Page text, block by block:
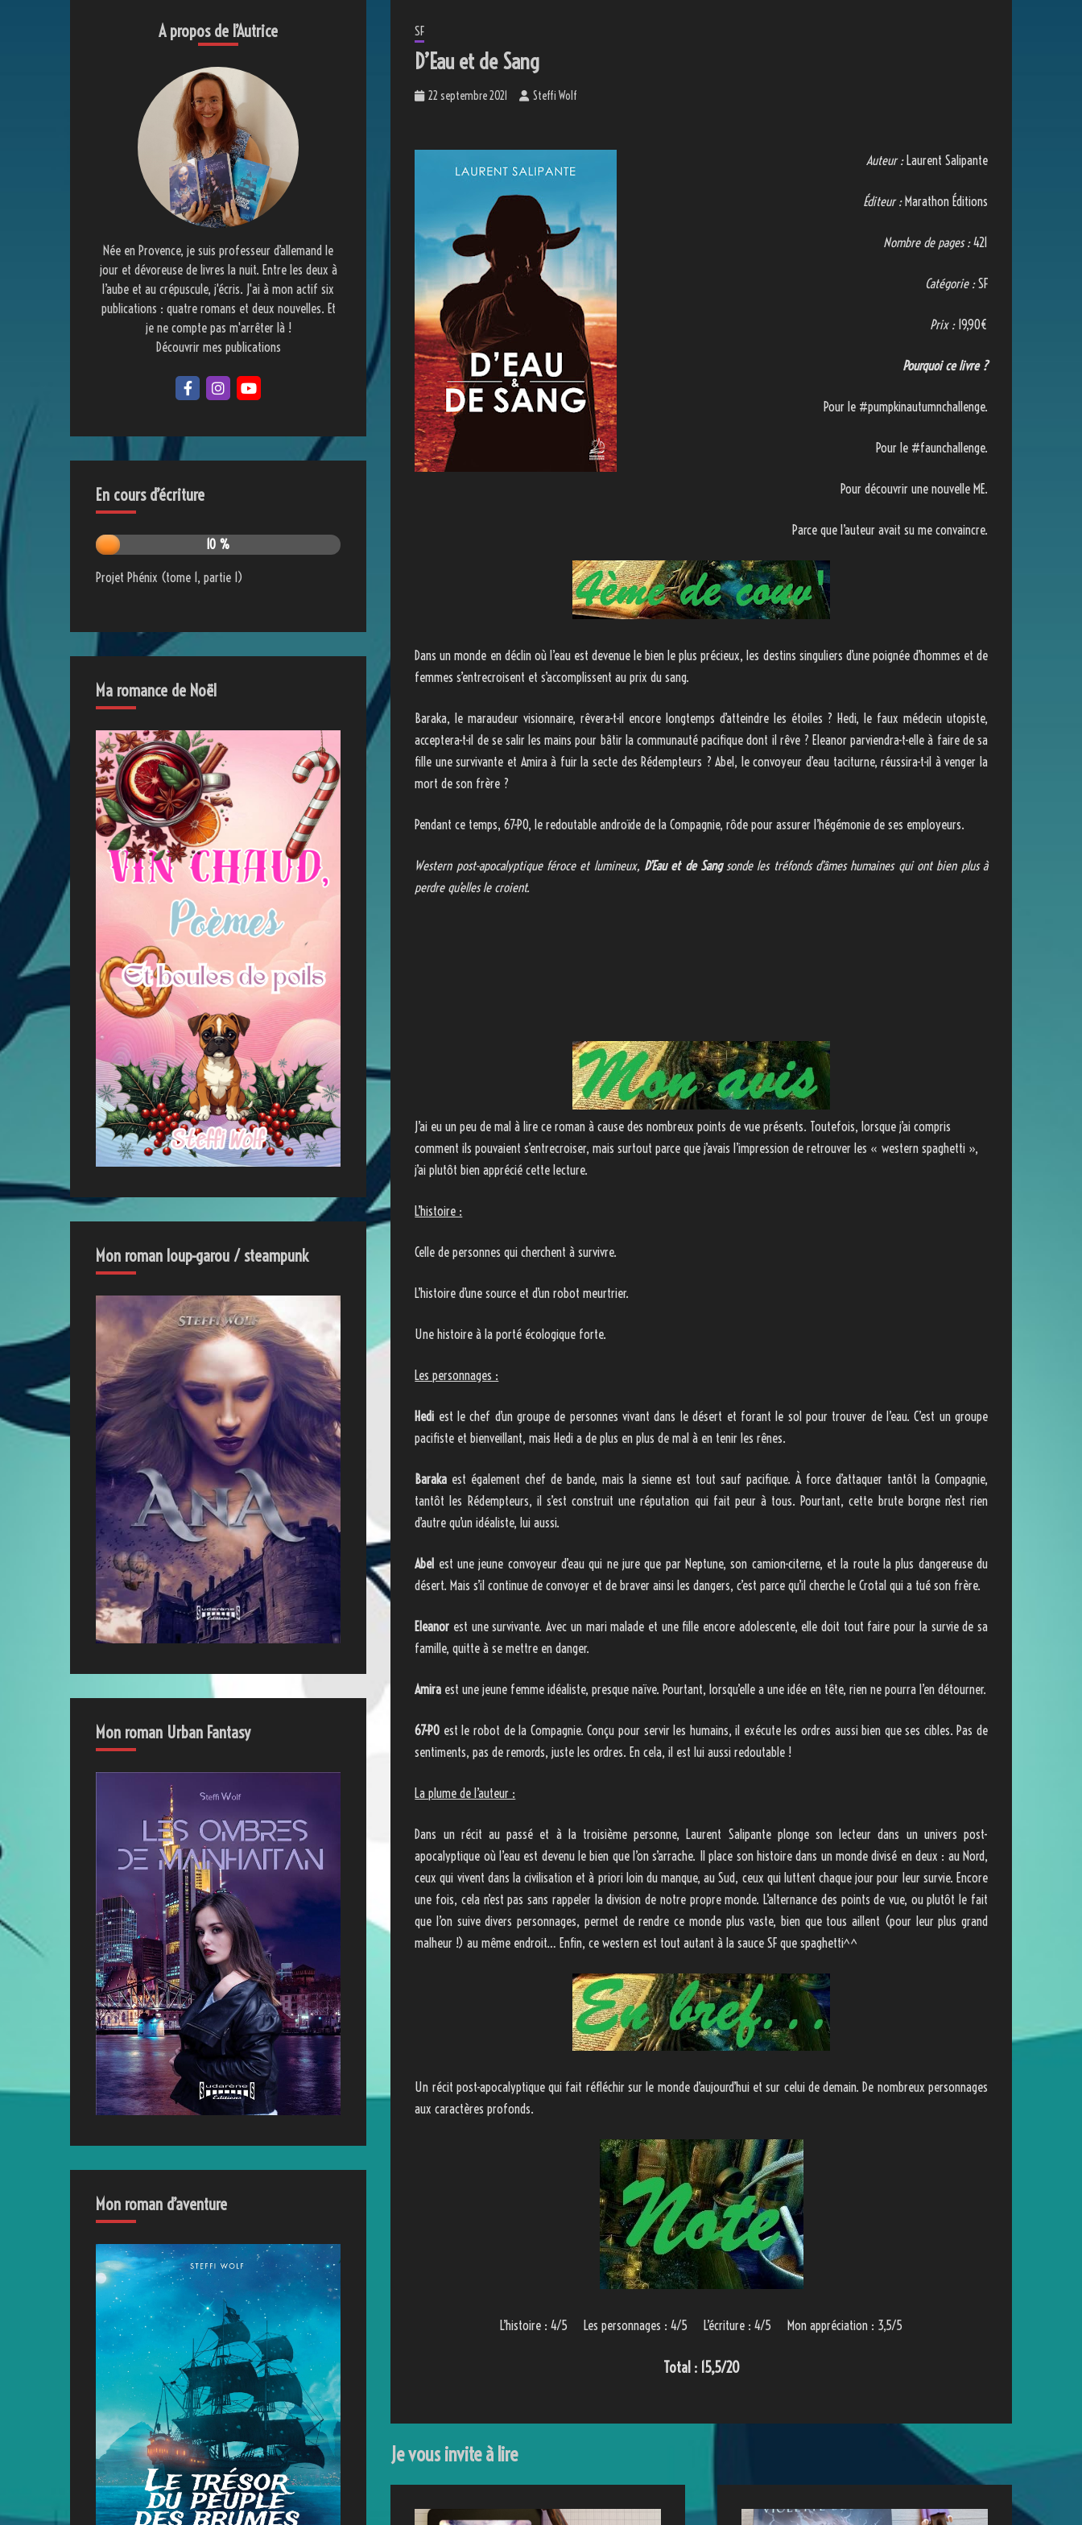
SF
D’Eau et de Sang
22 septembre 2021 Steffi Wolf
Auteur :Laurent Salipante
Éditeur : Marathon Éditions
Nombre de pages :421
Catégorie :SF
Prix : 19,90€
Pourquoi ce livre ?
Pour le #pumpkinautumnchallenge.
Pour le #faunchallenge.
Pour découvrir une nouvelle ME.
Parce que l’auteur avait su me convaincre.
Dans un monde en déclin où l’eau est devenue le bien le plus précieux, les destins singuliers d’une poignée d’hommes et de
femmes s’entrecroisent et s’accomplissent au prix du sang.
Baraka, le maraudeur visionnaire, rêvera-t-il encore longtemps d’atteindre les étoiles ? Hedi, le faux médecin utopiste,
acceptera-t-il de se salir les mains pour bâtir la communauté pacifique dont il rêve ? Eleanor parviendra-t-elle à faire de sa
fille une survivante et Amira à fuir la secte des Rédempteurs ? Abel, le convoyeur d’eau taciturne, réussira-t-il à venger la
mort de son frère ?
Pendant ce temps, 67-PO, le redoutable androïde de la Compagnie, rôde pour assurer l’hégémonie de ses employeurs.
Western post-apocalyptique féroce et lumineux, D’Eau et de Sangsonde les tréfonds d’âmes humaines qui ont bien plus à
perdre qu’elles le croient.
J’ai eu un peu de mal à lire ce roman à cause des nombreux points de vue présents. Toutefois, lorsque j’ai compris
comment ils pouvaient s’entrecroiser, mais surtout parce que j’avais l’impression de retrouver les « western spaghetti »,
j’ai plutôt bien apprécié cette lecture.
L’histoire :
Celle de personnes qui cherchent à survivre.
L’histoire d’une source et d’un robot meurtrier.
Une histoire à la porté écologique forte.
Les personnages :
Hedi est le chef d’un groupe de personnes vivant dans le désert et forant le sol pour trouver de l’eau. C’est un groupe
pacifiste et bienveillant, mais Hedi a de plus en plus de mal à en tenir les rênes.
Baraka est également chef de bande, mais la sienne est tout sauf pacifique. À force d’attaquer tantôt la Compagnie,
tantôt les Rédempteurs, il s’est construit une réputation qui fait peur à tous. Pourtant, cette brute borgne n’est rien
d’autre qu’un idéaliste, lui aussi.
Abel est une jeune convoyeur d’eau qui ne jure que par Neptune, son camion-citerne, et la route la plus dangereuse du
désert. Mais s’il continue de convoyer et de braver ainsi les dangers, c’est parce qu’il cherche le Crotal qui a tué son frère.
Eleanor est une survivante. Avec un mari malade et une fille encore adolescente, elle doit tout faire pour la survie de sa
famille, quitte à se mettre en danger.
Amira est une jeune femme idéaliste, presque naïve. Pourtant, lorsqu’elle a une idée en tête, rien ne pourra l’en détourner.
67-PO est le robot de la Compagnie. Conçu pour servir les humains, il exécute les ordres aussi bien que ses cibles. Pas de
sentiments, pas de remords, juste les ordres. En cela, il est lui aussi redoutable !
La plume de l’auteur :
Dans un récit au passé et à la troisième personne, Laurent Salipante plonge son lecteur dans un univers post-
apocalyptique où l’eau est devenu le bien que l’on s’arrache. Il place son histoire dans un monde divisé en deux : au Nord,
ceux qui vivent dans la civilisation et à priori loin du manque, au Sud, ceux qui luttent chaque jour pour leur survie. Encore
une fois, cela n’est pas sans rappeler la division de notre propre monde. L’alternance des points de vue, ou plutôt le fait
que l’on suive divers personnages, permet de rendre ce monde plus vaste, bien que tous aillent (pour leur plus grand
malheur !) au même endroit… Enfin, ce western est tout autant à la sauce SF que spaghetti^^
Un récit post-apocalyptique qui fait réfléchir sur le monde d’aujourd’hui et sur celui de demain. De nombreux personnages
aux caractères profonds.
L’histoire : 4/5 Les personnages : 4/5 L’écriture : 4/5 Mon appréciation : 3,5/5
Total : 15,5/20
Je vous invite à lire
A propos de l’Autrice
Née en Provence, je suis professeur d’allemand le
jour et dévoreuse de livres la nuit. Entre les deux à
l’aube et au crépuscule, j'écris. J'ai à mon actif six
publications : quatre romans et deux nouvelles. Et
je ne compte pas m'arrêter là !
Découvrir mes publications
En cours d’écriture
10 %
Projet Phénix (tome 1, partie 1)
Ma romance de Noël
Mon roman loup-garou / steampunk
Mon roman Urban Fantasy
Mon roman d’aventure